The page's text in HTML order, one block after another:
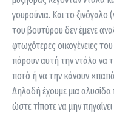
γουρούνια. Και το
του βουτύρου δεν έμενε
φτωχότερες οικογένειες
πάρουν αυτή την ντάλα να
ποτό ή να την κάνουν
Δηλαδή έχουμε μια
ώστε τίποτε να μην